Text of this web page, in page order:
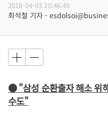
2018-04-03 20:46:45
최석철 기자 -
● "삼성 순환출자 해소 위
수도"